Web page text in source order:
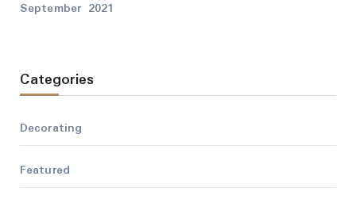
September 2021
Categories
Decorating
Featured